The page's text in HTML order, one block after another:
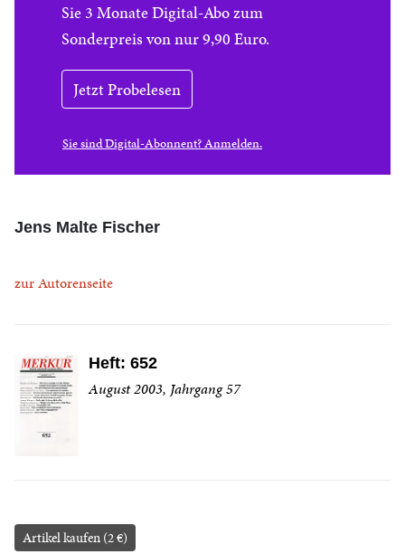
Sie 3 Monate Digital-Abo zum
Sonderpreis von nur 9,90 Euro.
Jetzt Probelesen
Sie sind Digital-Abonnent? Anmelden.
Jens Malte Fischer
zur Autorenseite
Heft: 652
August 2003, Jahrgang 57
Artikel kaufen (2 €)